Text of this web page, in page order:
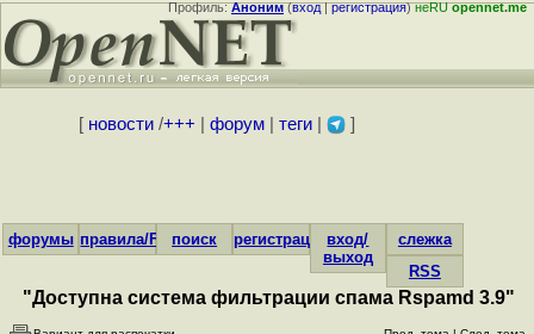
Профиль:Аноним(вход|регистрация)неRUopennet.me
[ новости/+++ форум| теги| ]
форумы правила/FAQпоиск регистрациявход/
выход
слежка
RSS
"Доступна система фильтрации спама Rspamd 3.9"